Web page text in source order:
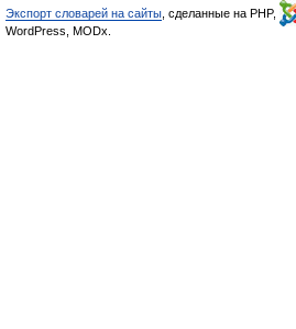
Экспорт словарей на сайты , сделанные на PHP,
WordPress, MODx.